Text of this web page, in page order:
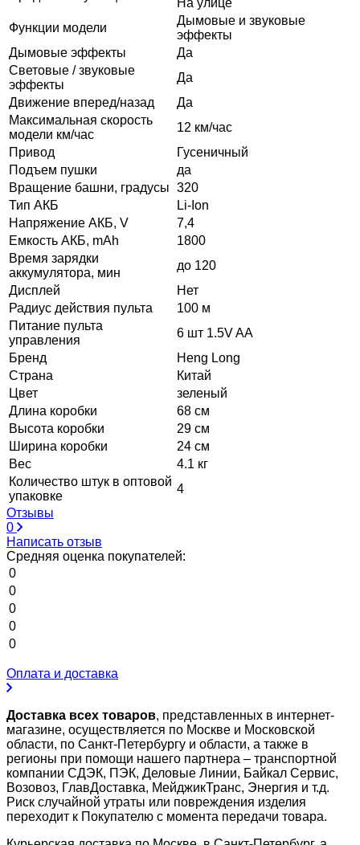
Функции модели
Дымовые и звуковые
эффекты
Дымовые эффекты
Да
Световые / звуковые
эффекты
Да
Движение вперед/назад
Да
Максимальная скорость
модели км/час
12 км/час
Привод
Гусеничный
Подъем пушки
да
Вращение башни, градусы 320
Тип АКБ
Li-Ion
Напряжение АКБ, V
7,4
Емкость АКБ, mAh
1800
Время зарядки
аккумулятора, мин
до 120
Дисплей
Нет
Радиус действия пульта
100 м
Питание пульта
управления
6 шт 1.5V AA
Бренд
Heng Long
Страна
Китай
Цвет
зеленый
Длина коробки
68 см
Высота коробки
29 см
Ширина коробки
24 см
Вес
4.1 кг
Количество штук в оптовой
упаковке
4
Отзывы
0
Написать отзыв
Средняя оценка покупателей:
0
0
0
0
0
Оплата и доставка
Доставка всех товаров, представленных в интернет-
магазине, осуществляется по Москве и Московской
области, по Санкт-Петербургу и области, а также в
регионы при помощи нашего партнера – транспортной
компании СДЭК, ПЭК, Деловые Линии, Байкал Сервис,
Возовоз, ГлавДоставка, МейджикТранс, Энергия и т.д.
Риск случайной утраты или повреждения изделия
переходит к Покупателю с момента передачи товара.